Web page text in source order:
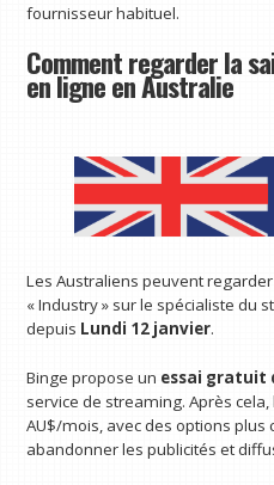
fournisseur habituel.
Comment regarder la
en ligne en Australie
Les Australiens peuvent
« Industry » sur le spécialiste du
depuis Lundi 12 janvier.
Binge propose un essai gratuit
service de streaming. Après
AU$/mois, avec des options
abandonner les publicités et